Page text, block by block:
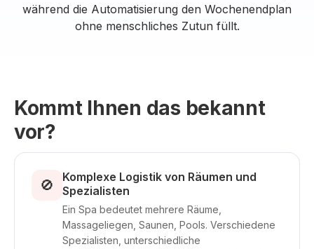
während die Automatisierung den Wochenendplan
ohne menschliches Zutun füllt.
Kommt Ihnen das bekannt
vor?
🚫
Komplexe Logistik von Räumen und
Spezialisten
Ein Spa bedeutet mehrere Räume,
Massageliegen, Saunen, Pools. Verschiedene
Spezialisten, unterschiedliche